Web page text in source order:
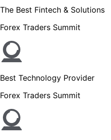
The Best Fintech & Solutions
Forex Traders Summit
Best Technology Provider
Forex Traders Summit